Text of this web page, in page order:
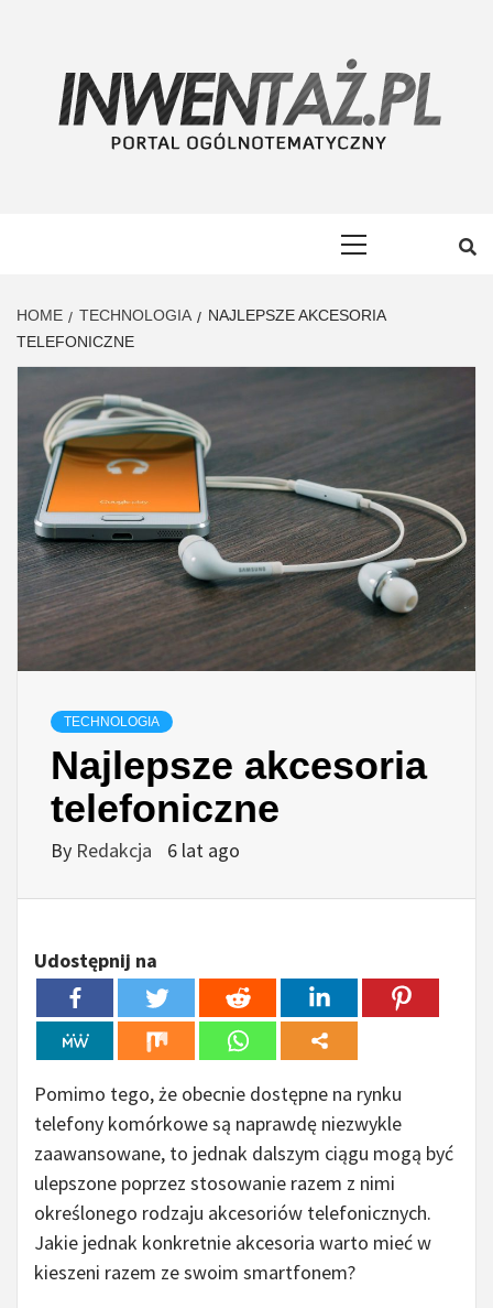
HOME TECHNOLOGIA
NAJLEPSZE AKCESORIA
TELEFONICZNE
TECHNOLOGIA
Najlepsze akcesoria
telefoniczne
By Redakcja 6 lat ago
Udostępnij na
Pomimo tego, że obecnie dostępne na rynku
telefony komórkowe są naprawdę niezwykle
zaawansowane, to jednak dalszym ciągu mogą być
ulepszone poprzez stosowanie razem z nimi
określonego rodzaju akcesoriów telefonicznych.
Jakie jednak konkretnie akcesoria warto mieć w
kieszeni razem ze swoim smartfonem?